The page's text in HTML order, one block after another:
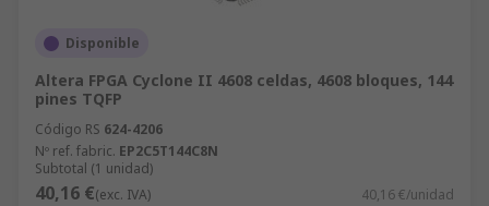
Disponible
Altera FPGA Cyclone II 4608 celdas, 4608 bloques, 144
pines TQFP
Código RS 624-4206
Nº ref. fabric. EP2C5T144C8N
Subtotal (1 unidad)
40,16 €(exc. IVA) 40,16 €/unidad